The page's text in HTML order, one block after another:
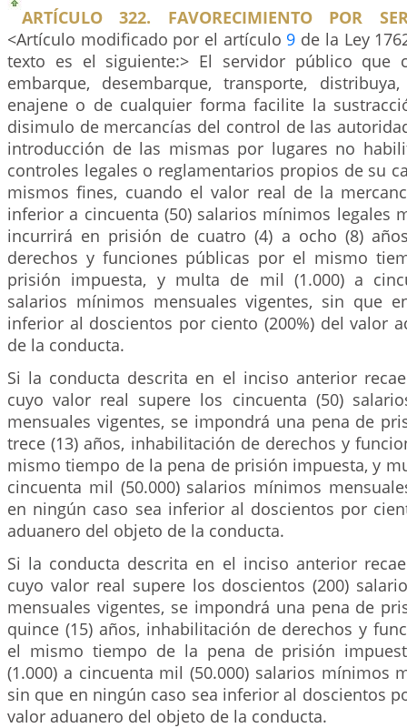
ARTÍCULO 322. FAVORECIMIENTO POR
<Artículo modificado por el artículo 9 de la Ley
texto es el siguiente:> El servidor público que
embarque, desembarque, transporte,
enajene o de cualquier forma facilite la
disimulo de mercancías del control de las
introducción de las mismas por lugares no
controles legales o reglamentarios propios de su
mismos fines, cuando el valor real de la
inferior a cincuenta (50) salarios mínimos legales
incurrirá en prisión de cuatro (4) a ocho (8)
derechos y funciones públicas por el mismo
prisión impuesta, y multa de mil (1.000) a
salarios mínimos mensuales vigentes, sin que
inferior al doscientos por ciento (200%) del valor
de la conducta.
Si la conducta descrita en el inciso anterior
cuyo valor real supere los cincuenta (50)
mensuales vigentes, se impondrá una pena de
trece (13) años, inhabilitación de derechos y
mismo tiempo de la pena de prisión impuesta, y
cincuenta mil (50.000) salarios mínimos
en ningún caso sea inferior al doscientos por
aduanero del objeto de la conducta.
Si la conducta descrita en el inciso anterior
cuyo valor real supere los doscientos (200)
mensuales vigentes, se impondrá una pena de
quince (15) años, inhabilitación de derechos y
el mismo tiempo de la pena de prisión
(1.000) a cincuenta mil (50.000) salarios mínimos
sin que en ningún caso sea inferior al doscientos
valor aduanero del objeto de la conducta.